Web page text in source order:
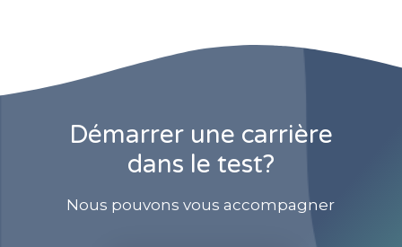
Démarrer une carrière
dans le test?
Nous pouvons vous accompagner